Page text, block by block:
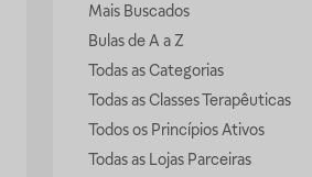
Mais Buscados
Bulas de A a Z
Todas as Categorias
Todas as Classes Terapêuticas
Todos os Princípios Ativos
Todas as Lojas Parceiras